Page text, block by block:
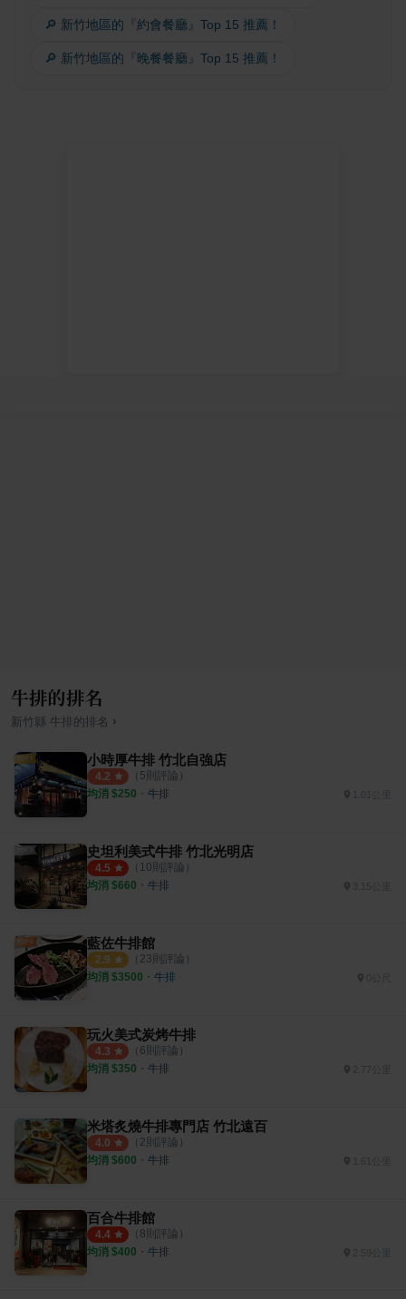
🔎 新竹地區的『約會餐廳』Top 15 推薦！
🔎 新竹地區的『晚餐餐廳』Top 15 推薦！
牛排的排名
新竹縣 牛排 的排名 ›
小時厚牛排 竹北自強店
4.2 （ 5則評論）
均消 $250 ・ 牛排
史坦利美式牛排 竹北光明店
4.5 （ 10則評論）
均消 $660 ・ 牛排 3.15公里
藍佐牛排館
2.9 （ 23則評論）
均消 $3500 ・ 牛排
玩火美式炭烤牛排
4.3 （ 6則評論）
均消 $350 ・ 牛排
米塔炙燒牛排專門店 竹北遠百
4.0 （ 2則評論）
均消 $600 ・ 牛排
百合牛排館
4.4 （ 8則評論）
均消 $400 ・ 牛排 2.59公里